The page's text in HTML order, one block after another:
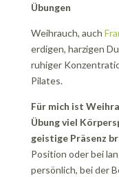
Übungen
Weihrauch, auch
erdigen, harzigen
ruhiger
Pilates.
Für mich ist
Übung viel
geistige Präsenz
Position oder bei
persönlich, bei der